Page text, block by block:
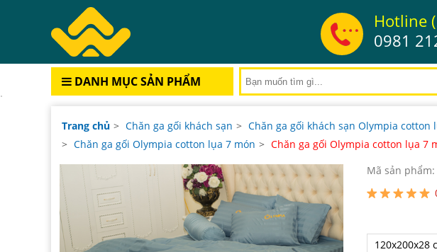
Hotline
0981
DANH MỤC SẢN PHẨM
Trang chủ > Chăn ga gối khách sạn > Chăn ga gối khách sạn Olympia cotton
> Chăn ga gối Olympia cotton lụa 7 món > Chăn ga gối Olympia cotton lụa 7
Mã sản phẩm:
120x200x28